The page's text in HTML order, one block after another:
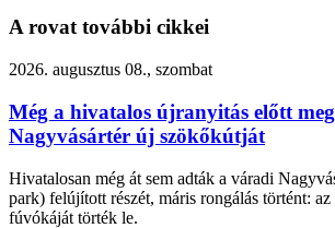
A rovat további cikkei
2026. augusztus 08., szombat
Még a hivatalos újranyitás előtt
Nagyvásártér új szökőkútját
Hivatalosan még át sem adták a váradi
park) felújított részét, máris rongálás történt:
fúvókáját törték le.